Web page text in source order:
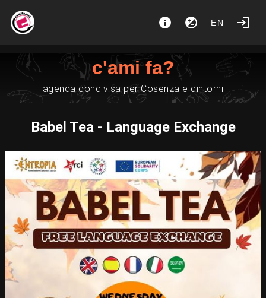
EN
c'ami fa?
agenda condivisa per Cosenza e dintorni
Babel Tea - Language Exchange